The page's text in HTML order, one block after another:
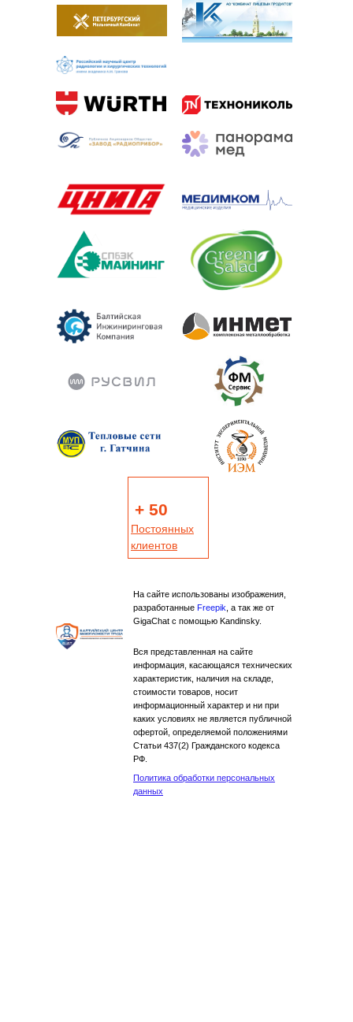
Вся представленная на сайте
информация, касающаяся технических
характеристик, наличия на складе,
стоимости товаров, носит
информационный характер и ни при
каких условиях не является публичной
офертой, определяемой положениями
Статьи 437(2) Гражданского кодекса
РФ.
+ 50
Постоянных
клиентов
Политика обработки персональных
данных
На сайте использованы изображения,
разработанные Freepik , а так же от
GigaChat с помощью Kandinsky.